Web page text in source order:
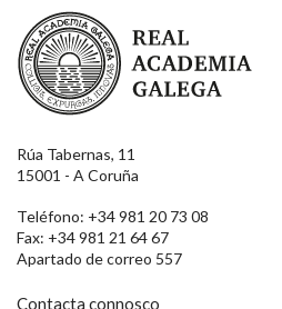
Real Academia Galega
Rúa Tabernas, 11
15001 - A Coruña
Teléfono: +34 981 20 73 08
Fax: +34 981 21 64 67
Apartado de correo 557
Contacta connosco